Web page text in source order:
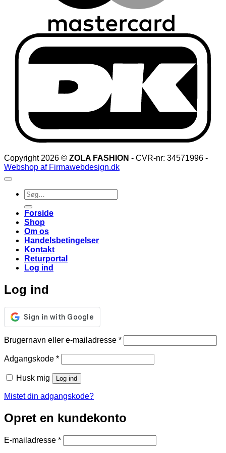
Copyright 2026 © ZOLA FASHION - CVR-nr: 34571996 -
Webshop af Firmawebdesign.dk
Søg
efter:
Forside
Shop
Om os
Handelsbetingelser
Kontakt
Returportal
Log ind
Log ind
Brugernavn eller e-mailadresse *Påkrævet
Adgangskode *Påkrævet
Husk mig Log ind
Mistet din adgangskode?
Opret en kundekonto
E-mailadresse *Påkrævet